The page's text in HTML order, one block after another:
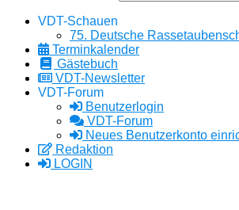
VDT-Schauen
75. Deutsche
Terminkalender
Gästebuch
VDT-Newsletter
VDT-Forum
Benutzerlogin
VDT-Forum
Neues Benutzerkonto
Redaktion
LOGIN